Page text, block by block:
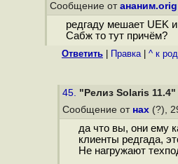
Сообщение от ананим.orig
редгаду мешает UEK
Сабж то тут причём?
Ответить Правка| ^ к
45. "Релиз Solaris 11.4"
Сообщение от нах (?),
да что вы, они ему
клиенты редгада,
Не нагружают